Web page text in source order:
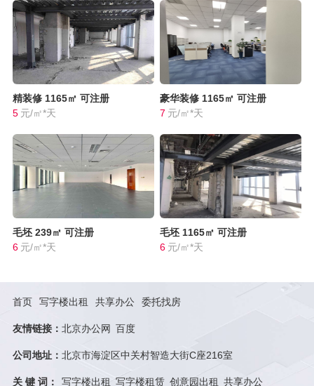
精装修 1165㎡ 可注册
5 元/㎡*天
豪华装修 1165㎡ 可注册
7 元/㎡*天
毛坯 239㎡ 可注册
6 元/㎡*天
毛坯 1165㎡ 可注册
6 元/㎡*天
首页 写字楼出租 共享办公 委托找房
友情链接： 北京办公网 百度
公司地址： 北京市海淀区中关村智造大街C座216室
关 键 词： 写字楼出租 写字楼租赁 创意园出租 共享办公